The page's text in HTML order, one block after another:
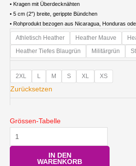
• Kragen mit Überdecknähten
• 5 cm (2″) breite, gerippte Bündchen
• Rohprodukt bezogen aus Nicaragua, Honduras
Athletisch Heather Heather Mauve
Heather Tiefes Blaugrün
Militärgrün
2XL L M S XL XS
Zurücksetzen
Grössen-Tabelle
Damen
Premium
Sweatshirt
Menge
IN DEN
WARENKORB